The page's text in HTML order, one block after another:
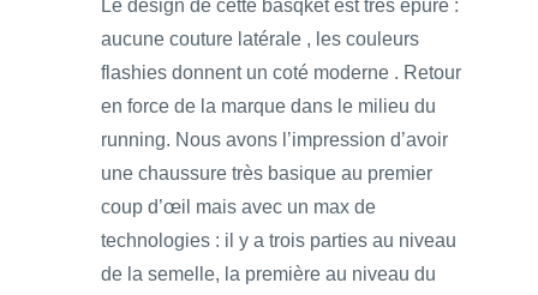
Le design de cette basqket est très épuré :
aucune couture latérale , les couleurs
flashies donnent un coté moderne . Retour
en force de la marque dans le milieu du
running. Nous avons l’impression d’avoir
une chaussure très basique au premier
coup d’œil mais avec un max de
technologies : il y a trois parties au niveau
de la semelle, la première au niveau du